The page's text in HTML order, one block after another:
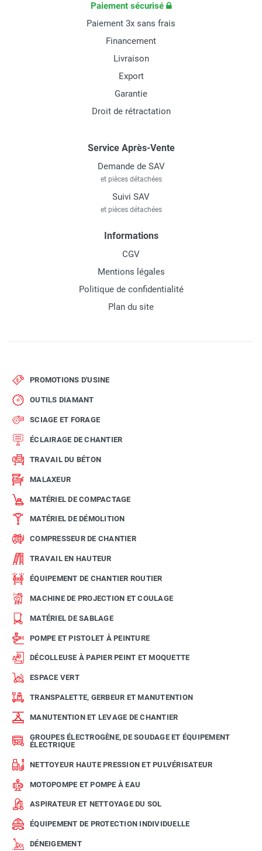
Paiement sécurisé
Paiement 3x sans frais
Financement
Livraison
Export
Garantie
Droit de rétractation
Service Après-Vente
Demande de SAV
et pièces détachées
Suivi SAV
et pièces détachées
Informations
CGV
Mentions légales
Politique de confidentialité
Plan du site
PROMOTIONS D'USINE
OUTILS DIAMANT
SCIAGE ET FORAGE
ÉCLAIRAGE DE CHANTIER
TRAVAIL DU BÉTON
MALAXEUR
MATÉRIEL DE COMPACTAGE
MATÉRIEL DE DÉMOLITION
COMPRESSEUR DE CHANTIER
TRAVAIL EN HAUTEUR
ÉQUIPEMENT DE CHANTIER ROUTIER
MACHINE DE PROJECTION ET COULAGE
MATÉRIEL DE SABLAGE
POMPE ET PISTOLET À PEINTURE
DÉCOLLEUSE À PAPIER PEINT ET MOQUETTE
ESPACE VERT
TRANSPALETTE, GERBEUR ET MANUTENTION
MANUTENTION ET LEVAGE DE CHANTIER
GROUPES ÉLECTROGÈNE, DE SOUDAGE ET ÉQUIPEMENT
ÉLECTRIQUE
NETTOYEUR HAUTE PRESSION ET PULVÉRISATEUR
MOTOPOMPE ET POMPE À EAU
ASPIRATEUR ET NETTOYAGE DU SOL
ÉQUIPEMENT DE PROTECTION INDIVIDUELLE
DÉNEIGEMENT